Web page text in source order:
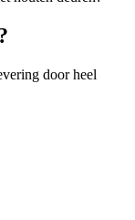
door heel